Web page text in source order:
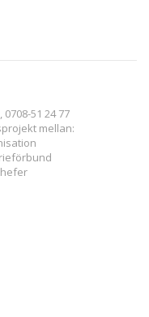
51 24 77
mellan: